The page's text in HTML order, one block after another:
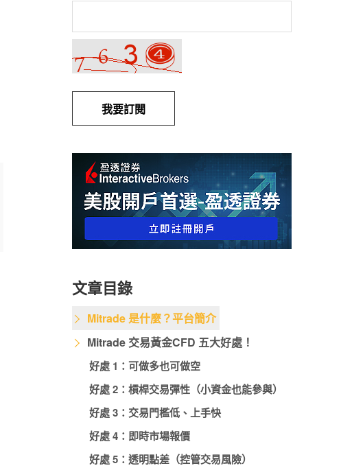
我要訂閱
文章目錄
Mitrade 是什麼？平台簡介
Mitrade 交易黃金CFD 五大好處！
好處 1：可做多也可做空
好處 2：槓桿交易彈性（小資金也能參與）
好處 3：交易門檻低、上手快
好處 4：即時市場報價
好處 5：透明點差（控管交易風險）